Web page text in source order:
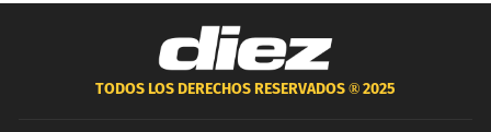
TODOS LOS DERECHOS RESERVADOS ®2025